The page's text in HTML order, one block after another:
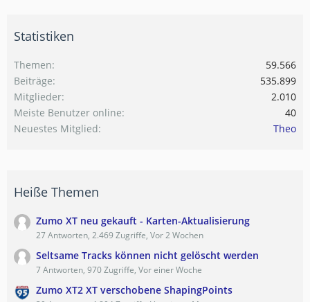
Statistiken
Themen
59.566
Beiträge
535.899
Mitglieder
2.010
Meiste Benutzer online
40
Neuestes Mitglied
Theo
Heiße Themen
Zumo XT neu gekauft - Karten-Aktualisierung
27 Antworten, 2.469 Zugriffe, Vor 2 Wochen
Seltsame Tracks können nicht gelöscht werden
7 Antworten, 970 Zugriffe, Vor einer Woche
Zumo XT2 XT verschobene ShapingPoints